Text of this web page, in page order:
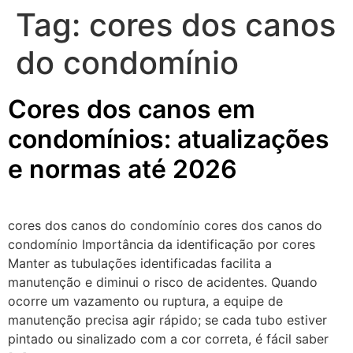
Tag: cores dos canos
do condomínio
Cores dos canos em
condomínios: atualizações
e normas até 2026
cores dos canos do condomínio cores dos canos do
condomínio Importância da identificação por cores
Manter as tubulações identificadas facilita a
manutenção e diminui o risco de acidentes. Quando
ocorre um vazamento ou ruptura, a equipe de
manutenção precisa agir rápido; se cada tubo estiver
pintado ou sinalizado com a cor correta, é fácil saber